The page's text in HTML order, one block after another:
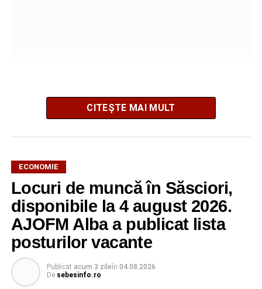
Potrivit unui comunicat al companiei, măsura va fi aplicată
gradual, în funcție de necesitățile sistemului energetic.
Reprezentanții Kronospan precizează că evoluția situației
este monitorizată permanent, iar activitatea va reveni la
capacitate normală imediat ce condițiile vor permite.
Compania dă asigurări că oprirea temporară a unor linii
de producție nu va afecta livrările către clienți.
Kronospan se numără printre cei mai mari consumatori de
CITEȘTE MAI MULT
ECONOMIE
Locuri de muncă în Săsciori,
disponibile la 4 august 2026.
AJOFM Alba a publicat lista
posturilor vacante
Publicat acum 3 zileîn 04.08.2026
De sebesinfo.ro